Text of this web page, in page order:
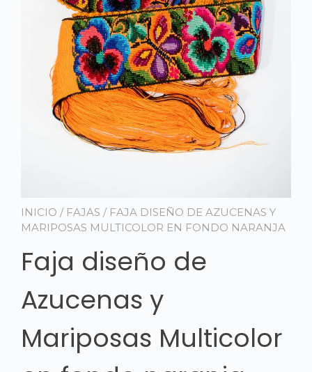
INICIO / FAJAS / FAJA DISEÑO DE AZUCENAS Y
MARIPOSAS MULTICOLOR EN FONDO NARANJA
Faja diseño de
Azucenas y
Mariposas Multicolor